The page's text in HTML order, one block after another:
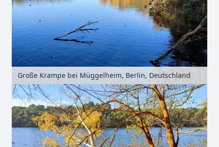
Große Krampe bei Müggelheim, Berlin, Deutschland